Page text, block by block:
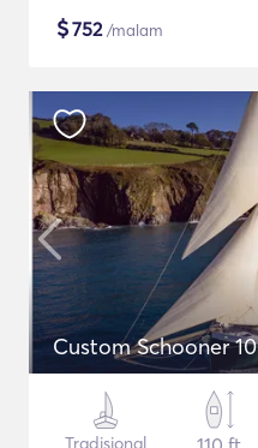
$752/malam
Custom Schooner 10
Tradisional